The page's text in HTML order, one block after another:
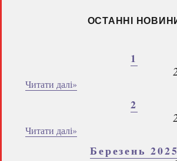
ОСТАННІ
1
Читати далі»
2
Читати далі»
Березень 2025